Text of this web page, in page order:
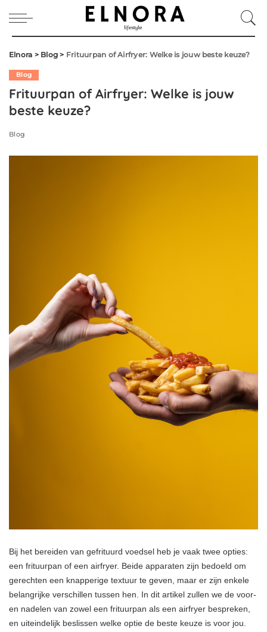
Elnora > Blog > Frituurpan of Airfryer: Welke is jouw beste keuze?
Blog
Frituurpan of Airfryer: Welke is jouw
beste keuze?
Blog
Bij het bereiden van gefrituurd voedsel heb je vaak twee opties:
een frituurpan of een airfryer. Beide apparaten zijn bedoeld om
gerechten een knapperige textuur te geven, maar er zijn enkele
belangrijke verschillen tussen hen. In dit artikel zullen we de voor-
en nadelen van zowel een frituurpan als een airfryer bespreken,
en uiteindelijk beslissen welke optie de beste keuze is voor jou.